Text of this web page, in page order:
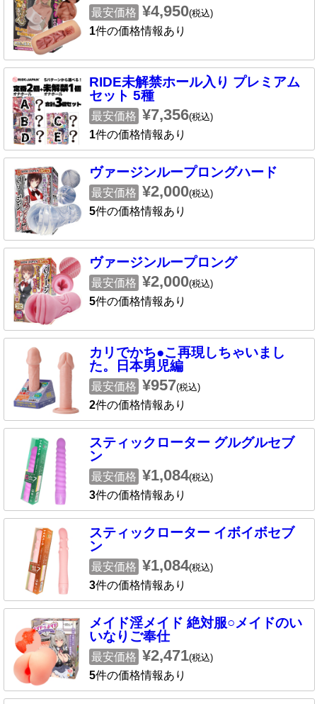
最安価格 ¥4,950(税込)
1件の価格情報あり
RIDE未解禁ホール入り プレミアム
セット 5種
最安価格 ¥7,356(税込)
1件の価格情報あり
ヴァージンループロングハード
最安価格 ¥2,000(税込)
5件の価格情報あり
ヴァージンループロング
最安価格 ¥2,000(税込)
5件の価格情報あり
カリでかち●こ再現しちゃいまし
た。日本男児編
最安価格 ¥957(税込)
2件の価格情報あり
スティックローター グルグルセブ
ン
最安価格 ¥1,084(税込)
3件の価格情報あり
スティックローター イボイボセブ
ン
最安価格 ¥1,084(税込)
3件の価格情報あり
メイド淫メイド 絶対服○メイドのい
いなりご奉仕
最安価格 ¥2,471(税込)
5件の価格情報あり